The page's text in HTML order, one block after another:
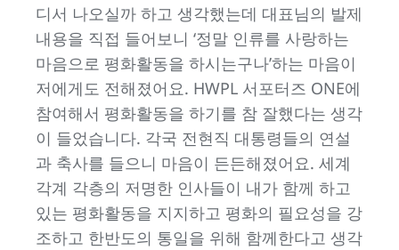
디서 나오실까 하고 생각했는데 대표님의 발제
내용을 직접 들어보니 ‘정말 인류를 사랑하는
마음으로 평화활동을 하시는구나’하는 마음이
저에게도 전해졌어요. HWPL 서포터즈 ONE에
참여해서 평화활동을 하기를 참 잘했다는 생각
이 들었습니다. 각국 전현직 대통령들의 연설
과 축사를 들으니 마음이 든든해졌어요. 세계
각계 각층의 저명한 인사들이 내가 함께 하고
있는 평화활동을 지지하고 평화의 필요성을 강
조하고 한반도의 통일을 위해 함께한다고 생각